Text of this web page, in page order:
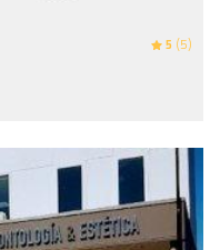
5 (5)